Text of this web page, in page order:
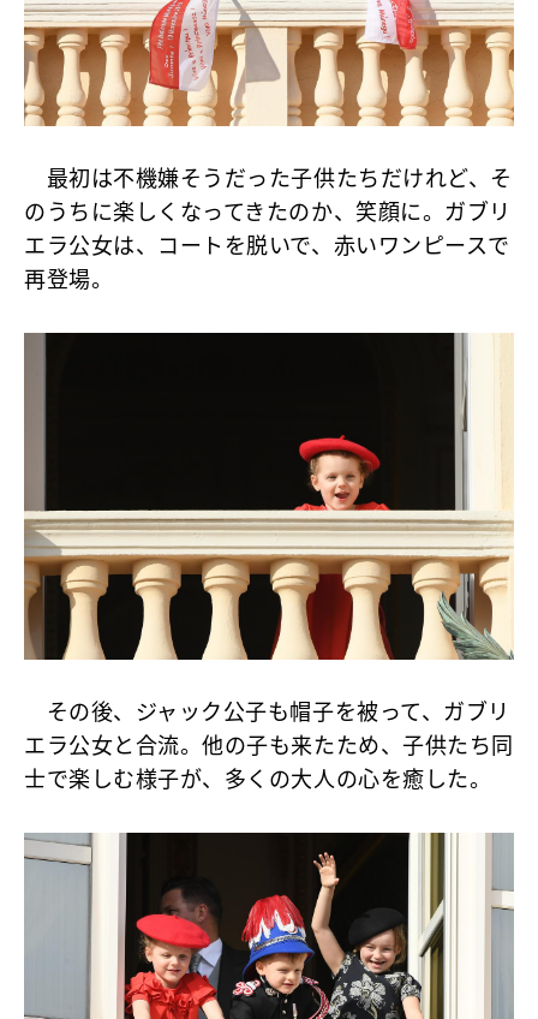
最初は不機嫌そうだった子供たちだけれど、そ
のうちに楽しくなってきたのか、笑顔に。ガブリ
エラ公女は、コートを脱いで、赤いワンピースで
再登場。
その後、ジャック公子も帽子を被って、ガブリ
エラ公女と合流。他の子も来たため、子供たち同
士で楽しむ様子が、多くの大人の心を癒した。